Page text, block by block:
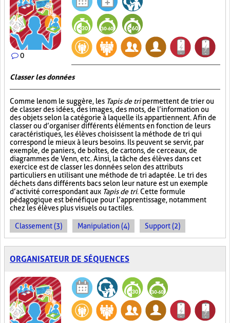
0
Classer les données
Comme le nom le suggère, les Tapis de tripermettent de trier ou
de classer des idées, des images, des mots, de l’information ou
des objets selon la catégorie à laquelle ils appartiennent. Afin de
classer ou d’organiser différents éléments en fonction de leurs
caractéristiques, les élèves choisissent la méthode de tri qui
correspond le mieux à leurs besoins. Ils peuvent se servir, par
exemple, de paniers, de boîtes, de cartons, de cerceaux, de
diagrammes de Venn, etc. Ainsi, la tâche des élèves dans cet
exercice est de classer les données selon des attributs
particuliers en utilisant une méthode de tri adaptée. Le tri des
déchets dans différents bacs selon leur nature est un exemple
d’activité correspondant aux Tapis de tri. Cette formule
pédagogique est bénéfique pour l’apprentissage, notamment
chez les élèves plus visuels ou tactiles.
Classement (3) Manipulation (4) Support (2)
ORGANISATEUR DE SÉQUENCES